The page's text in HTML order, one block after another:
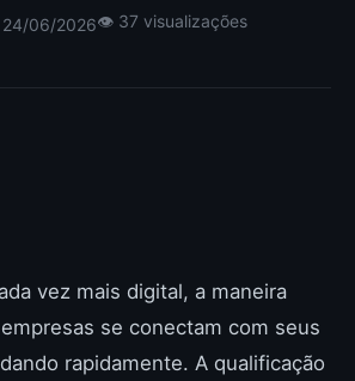
24/06/2026👁 37 visualizações
vez mais digital, a maneira
se conectam com seus
rapidamente. A qualificação